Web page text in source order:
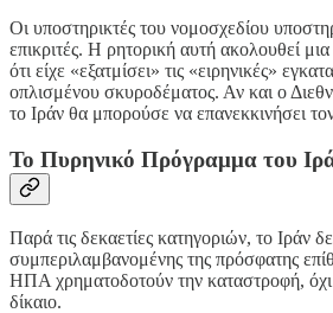
Οι υποστηρικτές του νομοσχεδίου
επικριτές. Η ρητορική αυτή ακολουθεί
ότι είχε «εξατμίσει» τις «ειρηνικές»
οπλισμένου σκυροδέματος. Αν και ο
το Ιράν θα μπορούσε να επανεκκινήσει
Το Πυρηνικό Πρόγραμμα του
Παρά τις δεκαετίες κατηγοριών, το Ιράν
συμπεριλαμβανομένης της πρόσφατης
ΗΠΑ χρηματοδοτούν την καταστροφή, όχι
δίκαιο.